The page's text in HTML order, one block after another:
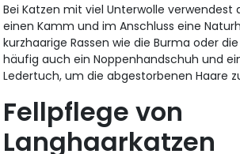
Bei Katzen mit viel Unterwolle
einen Kamm und im Anschluss eine
kurzhaarige Rassen wie die Burma oder
häufig auch ein Noppenhandschuh und
Ledertuch, um die abgestorbenen Haare
Fellpflege von
Langhaarkatzen